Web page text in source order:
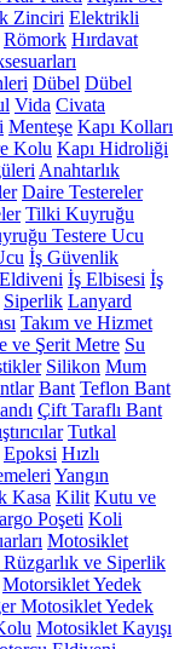
Zinciri Elektrikli
Römork Hırdavat
Dübel Dübel
Vida Civata
Menteşe Kapı Kolları
Kolu Kapı Hidroliği
Anahtarlık
Daire Testereler
Tilki Kuyruğu
Testere Ucu
İş Güvenlik
İş Elbisesi İş
Siperlik Lanyard
Takım ve Hizmet
ve Şerit Metre Su
Silikon Mum
Bant Teflon Bant
Çift Taraflı Bant
Tutkal
Epoksi Hızlı
Yangın
Kasa Kilit Kutu ve
Poşeti Koli
Motosiklet
ve Siperlik
Motorsiklet Yedek
Motosiklet Yedek
Motosiklet Kayışı